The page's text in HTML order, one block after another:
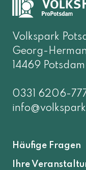
Volkspark
Georg-
14469 Potsdam
0331 6206-
Häufige Fragen
Ihre